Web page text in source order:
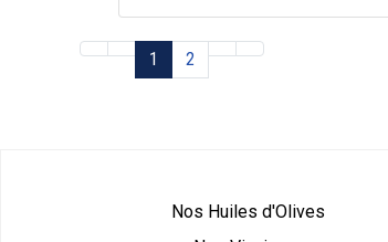
1 2
Nos Huiles d'Olives